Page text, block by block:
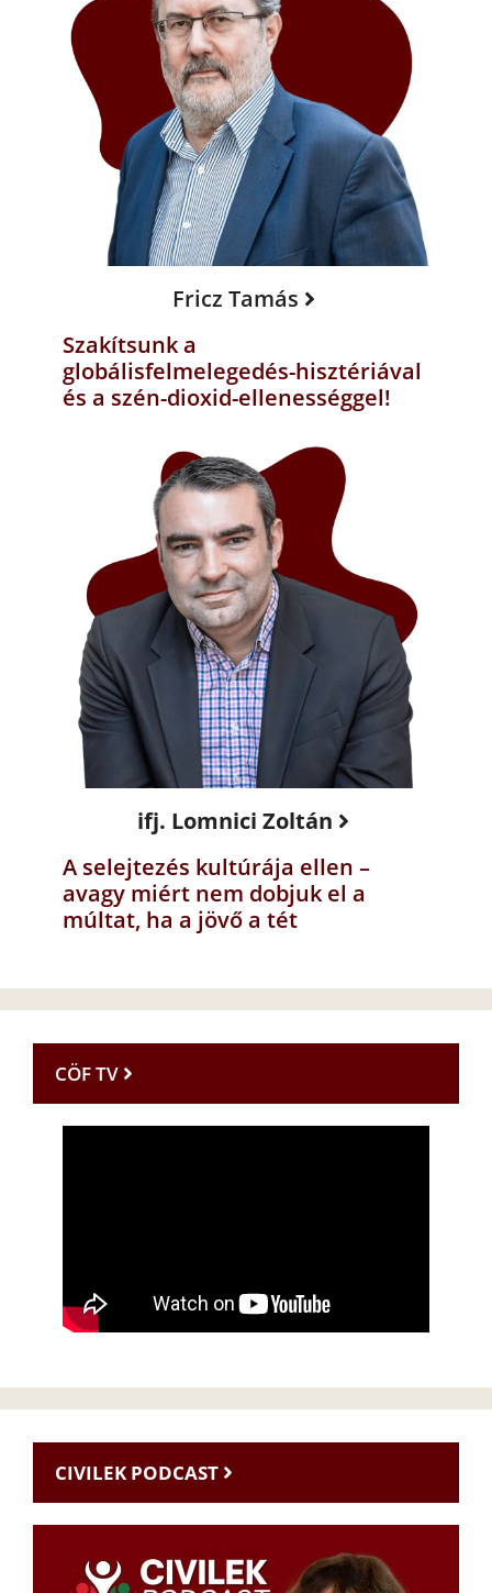
Fricz Tamás
Szakítsunk a
globálisfelmelegedés-hisztériával
és a szén-dioxid-ellenességgel!
ifj. Lomnici Zoltán
A selejtezés kultúrája ellen –
avagy miért nem dobjuk el a
múltat, ha a jövő a tét
CÖF TV
CIVILEK PODCAST